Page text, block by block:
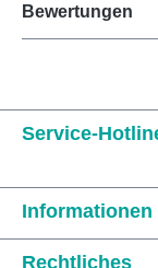
Bewertungen
Service-
Informationen
Rechtliches